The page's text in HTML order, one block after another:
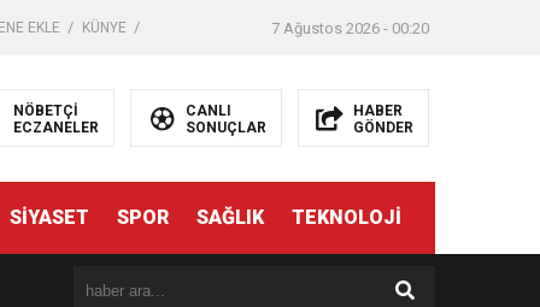
EKLE KÜNYE 7 Ağustos 2026 - 00:20
NÖBETÇİ
ECZANELER
CANLI
SONUÇLAR
HABER
GÖNDER
SİYASET SPOR SAĞLIK TEKNOLOJİ